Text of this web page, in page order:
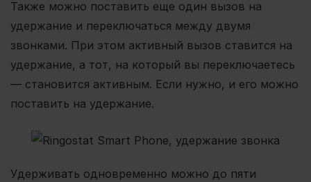
Также можно поставить еще один вызов на
удержание и переключаться между двумя
звонками. При этом активный вызов ставится на
удержание, а тот, на который вы переключаетесь
— становится активным. Если нужно, и его можно
поставить на удержание.
Удерживать одновременно можно до пяти